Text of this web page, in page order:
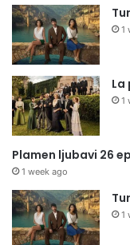
1
La
1
Plamen ljubavi 26
1 week ago
1